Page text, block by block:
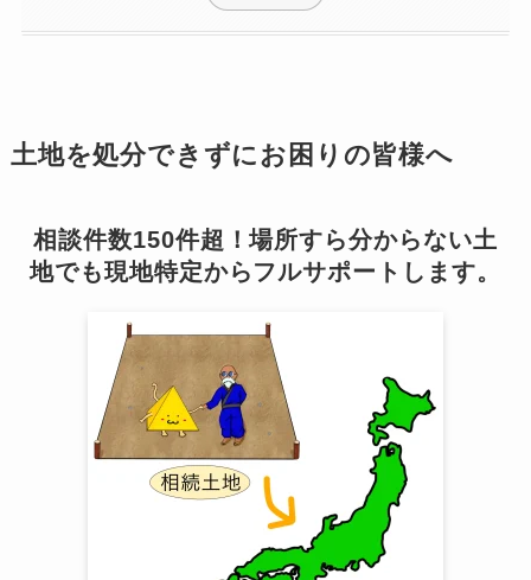
土地を処分できずにお困りの皆様へ
相談件数150件超！場所すら分からない土
地でも現地特定からフルサポートします。